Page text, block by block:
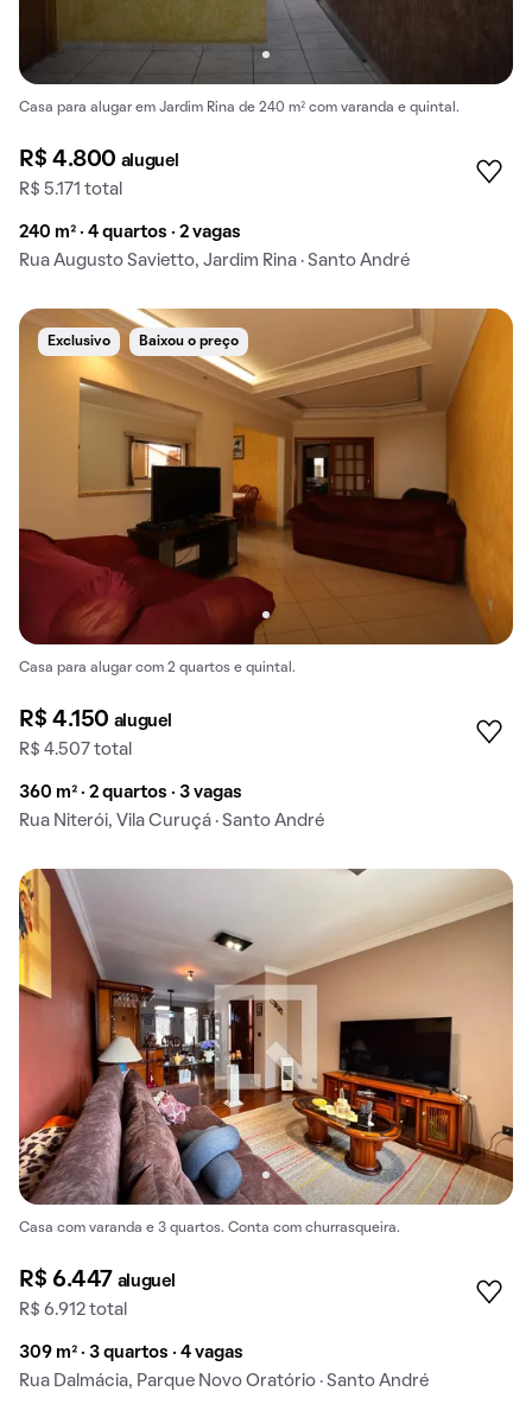
Casa para alugar em Jardim Rina de 240 m² com varanda e quintal.
R$ 4.800 aluguel
R$ 5.171 total
240 m² · 4 quartos · 2 vagas
Rua Augusto Savietto, Jardim Rina · Santo André
Exclusivo Baixou o preço
Casa para alugar com 2 quartos e quintal.
R$ 4.150 aluguel
R$ 4.507 total
360 m² · 2 quartos · 3 vagas
Rua Niterói, Vila Curuçá · Santo André
Casa com varanda e 3 quartos. Conta com churrasqueira.
R$ 6.447 aluguel
R$ 6.912 total
309 m² · 3 quartos · 4 vagas
Rua Dalmácia, Parque Novo Oratório · Santo André